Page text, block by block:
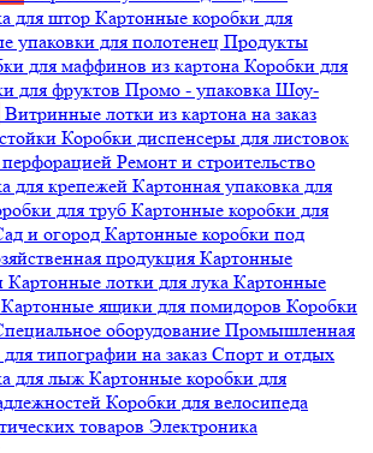
для штор Картонные коробки для
упаковки для полотенец Продукты
для маффинов из картона Коробки для
для фруктов Промо - упаковка Шоу-
Витринные лотки из картона на заказ
Коробки диспенсеры для листовок
Ремонт и строительство
для крепежей Картонная упаковка для
для труб Картонные коробки для
и огород Картонные коробки под
продукция Картонные
Картонные лотки для лука Картонные
Картонные ящики для помидоров Коробки
оборудование Промышленная
типографии на заказ Спорт и отдых
для лыж Картонные коробки для
Коробки для велосипеда
товаров Электроника